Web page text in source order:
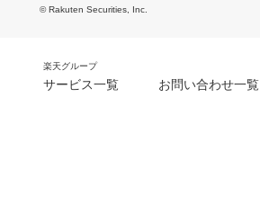
© Rakuten Securities, Inc.
楽天グループ
サービス一覧 お問い合わせ一覧